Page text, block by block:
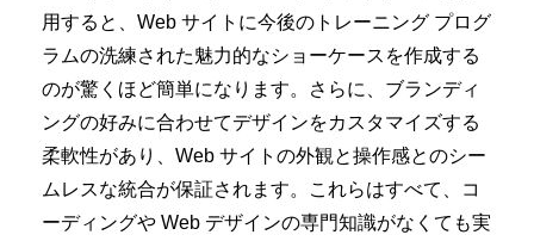
用すると、Web サイトに今後のトレーニング プログ
ラムの洗練された魅力的なショーケースを作成する
のが驚くほど簡単になります。さらに、ブランディ
ングの好みに合わせてデザインをカスタマイズする
柔軟性があり、Web サイトの外観と操作感とのシー
ムレスな統合が保証されます。これらはすべて、コ
ーディングや Web デザインの専門知識がなくても実